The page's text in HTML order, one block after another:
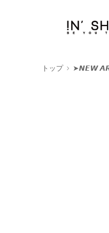
トップ ➤𝙉𝙀𝙒